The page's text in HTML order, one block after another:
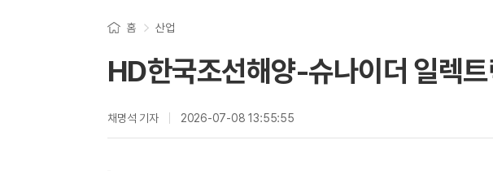
홈 산업
HD한국조선해양-슈나이더 일렉트
채명석 기자 2026-07-08 13:55:55